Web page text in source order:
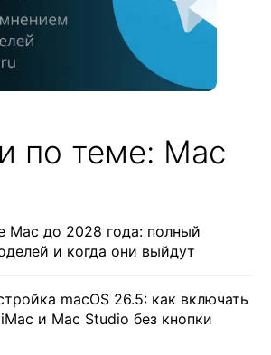
по теме: Mac
Mac до 2028 года: полный
и когда они выйдут
macOS 26.5: как включать
и Mac Studio без кнопки